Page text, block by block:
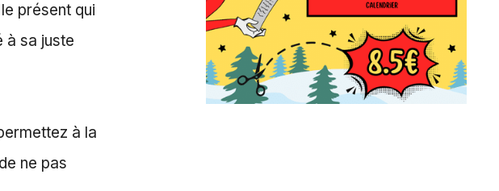
présent qui
à sa juste
à la
ne pas